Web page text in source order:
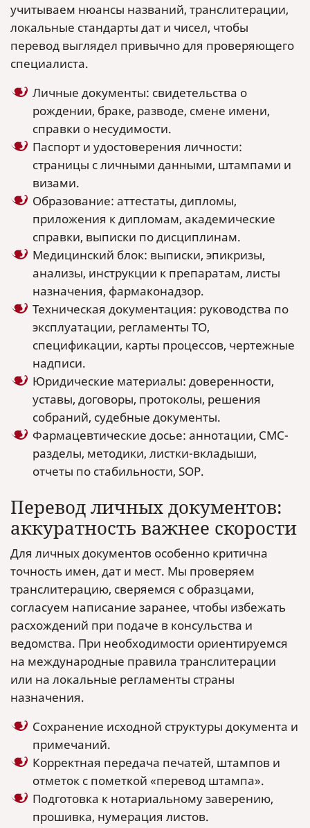
учитываем нюансы названий, транслитерации,
локальные стандарты дат и чисел, чтобы
перевод выглядел привычно для проверяющего
специалиста.
Личные документы: свидетельства о
рождении, браке, разводе, смене имени,
справки о несудимости.
Паспорт и удостоверения личности:
страницы с личными данными, штампами и
визами.
Образование: аттестаты, дипломы,
приложения к дипломам, академические
справки, выписки по дисциплинам.
Медицинский блок: выписки, эпикризы,
анализы, инструкции к препаратам, листы
назначения, фармаконадзор.
Техническая документация: руководства по
эксплуатации, регламенты ТО,
спецификации, карты процессов, чертежные
надписи.
Юридические материалы: доверенности,
уставы, договоры, протоколы, решения
собраний, судебные документы.
Фармацевтические досье: аннотации, CMC-
разделы, методики, листки-вкладыши,
отчеты по стабильности, SOP.
Перевод личных документов:
аккуратность важнее скорости
Для личных документов особенно критична
точность имен, дат и мест. Мы проверяем
транслитерацию, сверяемся с образцами,
согласуем написание заранее, чтобы избежать
расхождений при подаче в консульства и
ведомства. При необходимости ориентируемся
на международные правила транслитерации
или на локальные регламенты страны
назначения.
Сохранение исходной структуры документа и
примечаний.
Корректная передача печатей, штампов и
отметок с пометкой «перевод штампа».
Подготовка к нотариальному заверению,
прошивка, нумерация листов.